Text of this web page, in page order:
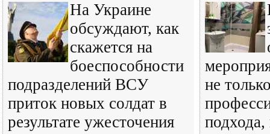
На Украине
обсуждают, как
скажется на
боеспособности
подразделений ВСУ
приток новых солдат в
результате ужесточения
не